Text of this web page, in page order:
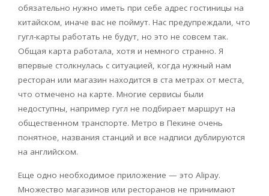
обязательно нужно иметь при себе адрес гостиницы на
китайском, иначе вас не поймут. Нас предупреждали, что
гугл-карты работать не будут, но это не совсем так.
Общая карта работала, хотя и немного странно. Я
впервые столкнулась с ситуацией, когда нужный нам
ресторан или магазин находится в ста метрах от места,
что отмечено на карте. Многие сервисы были
недоступны, например гугл не подбирает маршрут на
общественном транспорте. Метро в Пекине очень
понятное, названия станций и все надписи дублируются
на английском.
Еще одно необходимое приложение — это Alipay.
Множество магазинов или ресторанов не принимают